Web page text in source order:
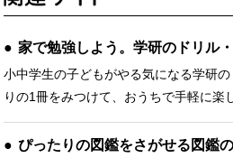
家で勉強しよう。学研のドリル
小中学生の子どもがやる気になる学研
りの1冊をみつけて、おうちで手軽に楽
ぴったりの図鑑をさがせる図鑑